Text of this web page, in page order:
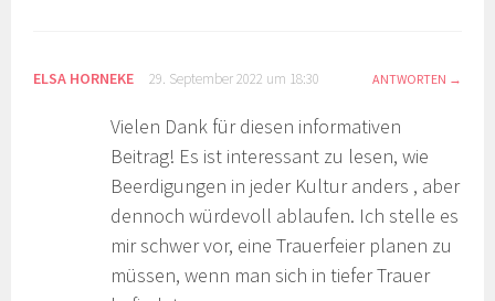
ELSA HORNEKE 29. September 2022 um 18:30 ANTWORTEN
Vielen Dank für diesen informativen
Beitrag! Es ist interessant zu lesen, wie
Beerdigungen in jeder Kultur anders , aber
dennoch würdevoll ablaufen. Ich stelle es
mir schwer vor, eine Trauerfeier planen zu
müssen, wenn man sich in tiefer Trauer